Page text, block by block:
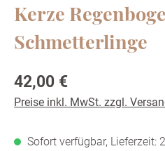
Kerze
Schmetterlinge
Regulärer Preis:
42,00 €
Preise inkl. MwSt. zzgl.
Sofort verfügbar, Lieferzeit: